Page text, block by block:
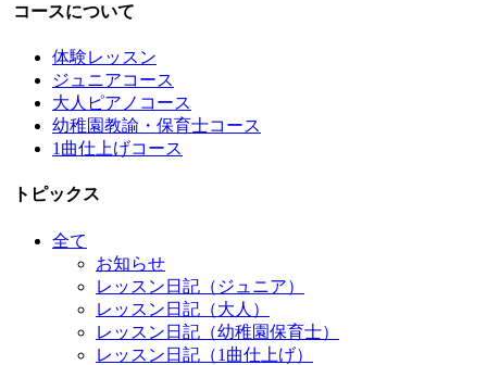
コースについて
体験レッスン
ジュニアコース
大人ピアノコース
幼稚園教諭・保育士コース
1曲仕上げコース
トピックス
全て
お知らせ
レッスン日記（ジュニア）
レッスン日記（大人）
レッスン日記（幼稚園保育士）
レッスン日記（1曲仕上げ）